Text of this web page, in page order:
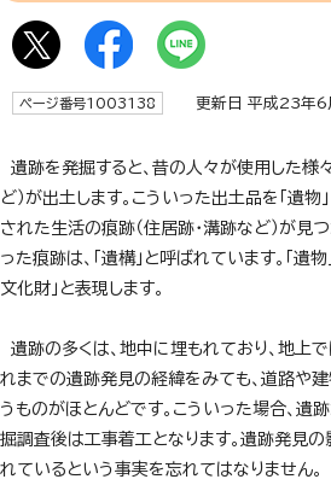
ページ番号1003138 更新日 平成23年6
遺跡を発掘すると、昔の人々が使用した様
ど）が出土します。こういった出土品を「遺物
された生活の痕跡（住居跡・溝跡など）が見
った痕跡は、「遺構」と呼ばれています。「遺物
文化財」と表現します。
遺跡の多くは、地中に埋もれており、地上
れまでの遺跡発見の経緯をみても、道路や
うものがほとんどです。こういった場合、遺
掘調査後は工事着工となります。遺跡発見
れているという事実を忘れてはなりません。